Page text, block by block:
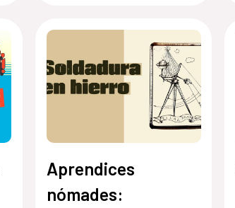
Aprendices
nómades: